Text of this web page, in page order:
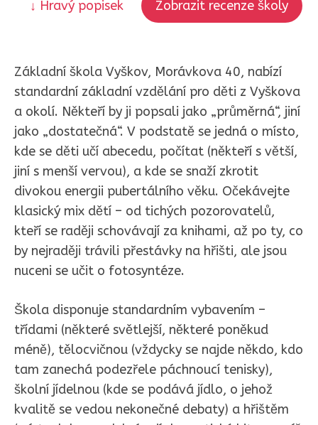
↓ Hravý popisek Zobrazit recenze školy
Základní škola Vyškov, Morávkova 40, nabízí
standardní základní vzdělání pro děti z Vyškova
a okolí. Někteří by ji popsali jako „průměrná“, jiní
jako „dostatečná“. V podstatě se jedná o místo,
kde se děti učí abecedu, počítat (někteří s větší,
jiní s menší vervou), a kde se snaží zkrotit
divokou energii pubertálního věku. Očekávejte
klasický mix dětí – od tichých pozorovatelů,
kteří se raději schovávají za knihami, až po ty, co
by nejraději trávili přestávky na hřišti, ale jsou
nuceni se učit o fotosyntéze.
Škola disponuje standardním vybavením –
třídami (některé světlejší, některé poněkud
méně), tělocvičnou (vždycky se najde někdo, kdo
tam zanechá podezřele páchnoucí tenisky),
školní jídelnou (kde se podává jídlo, o jehož
kvalitě se vedou nekonečné debaty) a hřištěm